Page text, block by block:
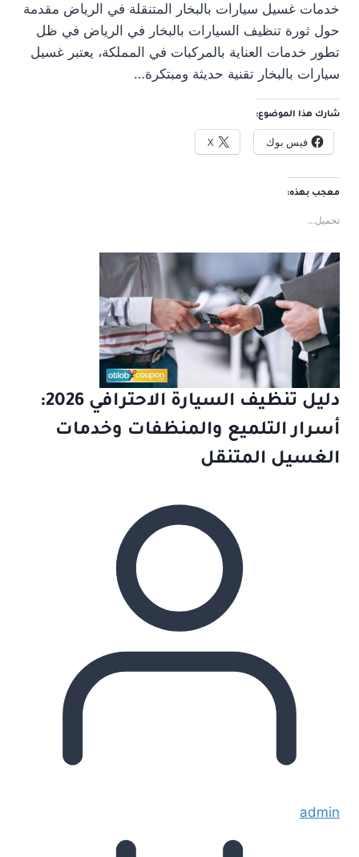
خدمات غسيل سيارات بالبخار المتنقلة في الرياض مقدمة
حول ثورة تنظيف السيارات بالبخار في الرياض في ظل
تطور خدمات العناية بالمركبات في المملكة، يعتبر غسيل
سيارات بالبخار تقنية حديثة ومبتكرة…
شارك هذا الموضوع:
فيس بوك X
معجب بهذه:
تحميل...
دليل تنظيف السيارة الاحترافي 2026:
أسرار التلميع والمنظفات وخدمات
الغسيل المتنقل
admin